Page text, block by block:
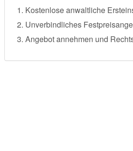
Kostenlose anwaltliche
Unverbindliches
Angebot annehmen und